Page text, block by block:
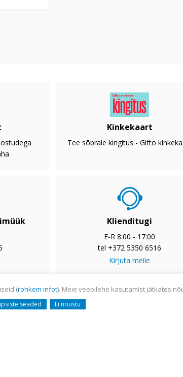
Kinkekaart
Tee sõbrale kingitus - Gifto
Klienditugi
E-R 8:00 - 17:00
tel +372 5350 6516
Kirjuta meile
© Salome Auto AS 2008-2033
(rohkem infot). Meie veebilehe kasutamist jätkates
seaded Ei nõustu